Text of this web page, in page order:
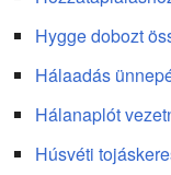
Hygge dobozt
Hálaadás
Hálanaplót
Húsvéti